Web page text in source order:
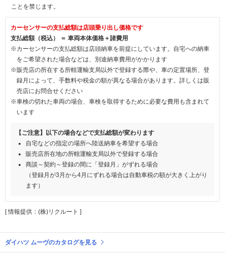
ことを禁じます。
カーセンサーの支払総額は店頭乗り出し価格です
支払総額（税込） ＝ 車両本体価格＋諸費用
※カーセンサーの支払総額は店頭納車を前提にしています。自宅への納車
をご希望された場合などは、別途納車費用がかかります
※販売店の所在する所轄運輸支局以外で登録する際や、車の定置場所、登
録月によって、手数料や税金の額が異なる場合があります。詳しくは販
売店にお問合せください
※車検の切れた車両の場合、車検を取得するために必要な費用も含まれて
います
【ご注意】以下の場合などで支払総額が変わります
自宅などの指定の場所へ陸送納車を希望する場合
販売店所在地の所轄運輸支局以外で登録する場合
商談～契約～登録の間に「登録月」がずれる場合
（登録月が3月から4月にずれる場合は自動車税の額が大きく上がり
ます）
[ 情報提供：(株)リクルート ]
ダイハツ ムーヴのカタログを見る